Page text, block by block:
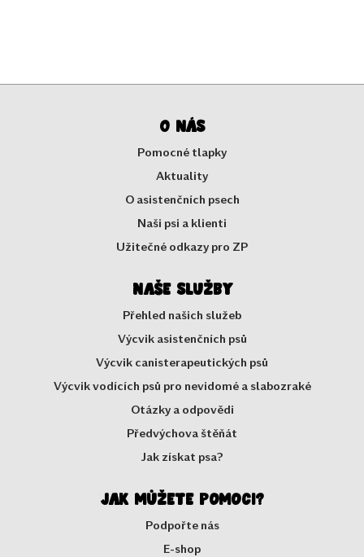
O nás
Pomocné tlapky
Aktuality
O asistenčních psech
Naši psi a klienti
Užitečné odkazy pro ZP
Naše služby
Přehled našich služeb
Výcvik asistenčních psů
Výcvik canisterapeutických psů
Výcvik vodících psů pro nevidomé a slabozraké
Otázky a odpovědi
Předvýchova štěňát
Jak získat psa?
Jak můžete pomoci?
Podpořte nás
E-shop